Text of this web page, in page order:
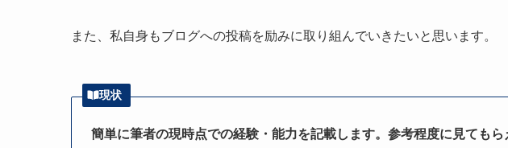
また、私自身もブログへの投稿を励みに取り組んでいきたいと思います。
現状
簡単に筆者の現時点での経験・能力を記載します。参考程度に見てもら